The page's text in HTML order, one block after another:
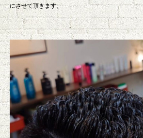
にさせて頂きます。